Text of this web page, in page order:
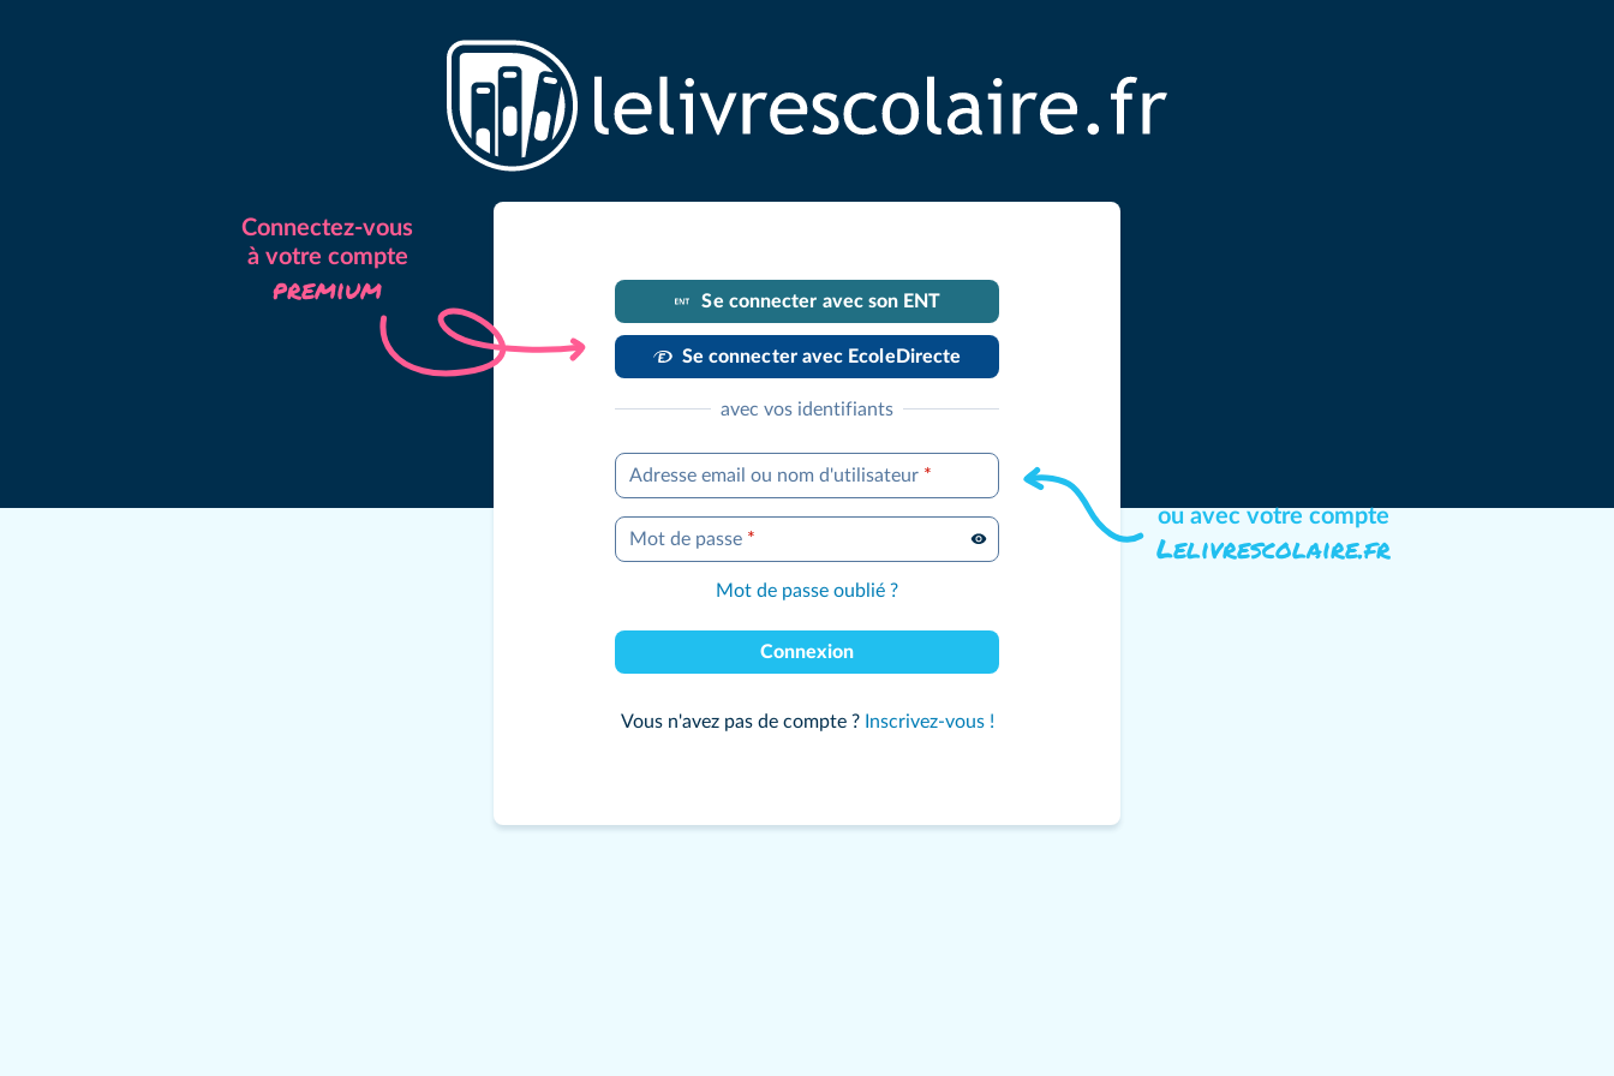
ou avec votre compte
Lelivrescolaire.fr
Connectez-vous
à votre compte
premium Se connecter avec son ENT
Se connecter avec EcoleDirecte
avec vos identifiants
Adresse email ou nom d'utilisateur *
Mot de passe *
Mot de passe oublié ?
Connexion
Vous n'avez pas de compte ? Inscrivez-vous !